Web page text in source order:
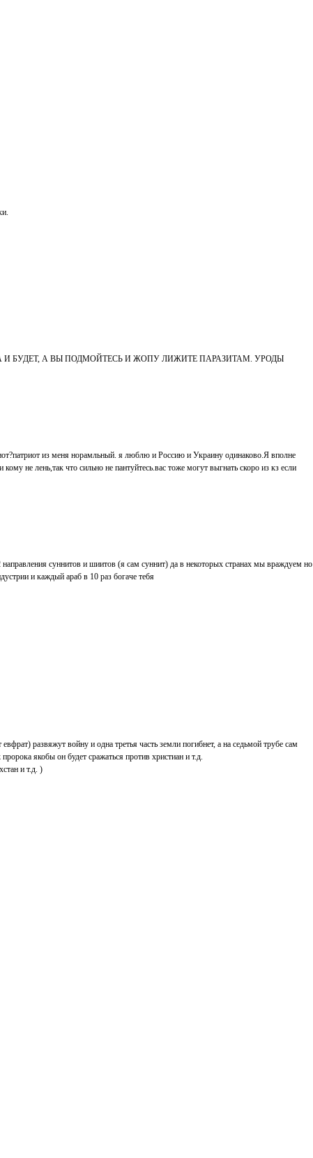
И БУДЕТ, А ВЫ ПОДМОЙТЕСЬ И ЖОПУ ЛИЖИТЕ ПАРАЗИТАМ. УРОДЫ
из меня норамльный. я люблю и Россию и Украину одинаково.Я вполне
не лень,так что сильно не пантуйтесь.вас тоже могут выгнать скоро из кз если
суннитов и шиитов (я сам суннит) да в некоторых странах мы враждуем но
и каждый араб в 10 раз богаче тебя
развяжут войну и одна третья часть земли погибнет, а на седьмой трубе сам
якобы он будет сражаться против христиан и т.д.
и т.д. )